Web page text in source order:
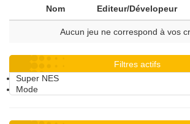
Nom Editeur/Dévelopeur
Aucun jeu ne correspond à vos
Filtres actifs
Super NES
Mode